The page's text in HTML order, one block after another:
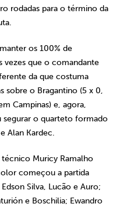
rodadas para o término da
os 100% de
vezes que o comandante
da que costuma
sobre o Bragantino (5 x 0,
Campinas) e, agora,
segurar o quarteto formado
Alan Kardec.
Muricy Ramalho
começou a partida
Silva, Lucão e Auro;
e Boschilia; Ewandro